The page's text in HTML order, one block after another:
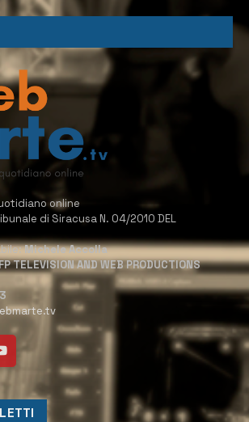
online
di Siracusa N. 04/2010 DEL
Michele Accolla
TELEVISION AND WEB PRODUCTIONS